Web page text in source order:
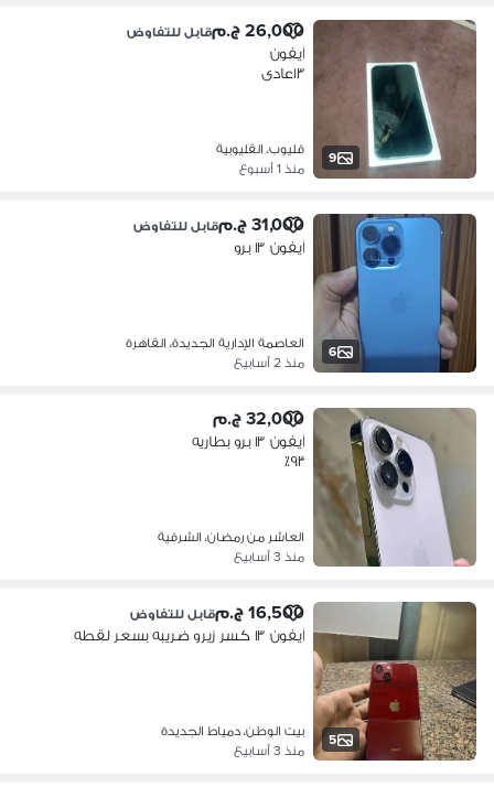
9
26,000 ج.م قابل للتفاوض
آيفون
١٣عادى
قليوب، القليوبية
منذ 1 أسبوع
6
31,000 ج.م قابل للتفاوض
آيفون ١٣ برو
العاصمة الإدارية الجديدة، القاهرة
منذ 2 أسابيع
32,000 ج.م
آيفون ١٣ برو بطاريه
٩٣٪؜
العاشر من رمضان، الشرقية
منذ 3 أسابيع
5
16,500 ج.م قابل للتفاوض
آيفون ١٣ كسر زيرو ضريبه بسعر لقطه
بيت الوطن، دمياط الجديدة
منذ 3 أسابيع